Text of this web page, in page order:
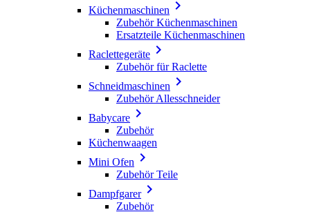
Küchenmaschinen 
Zubehör Küchenmaschinen
Ersatzteile Küchenmaschinen
Raclettegeräte 
Zubehör für Raclette
Schneidmaschinen 
Zubehör Allesschneider
Babycare 
Zubehör
Küchenwaagen
Mini Ofen 
Zubehör Teile
Dampfgarer
Zubehör